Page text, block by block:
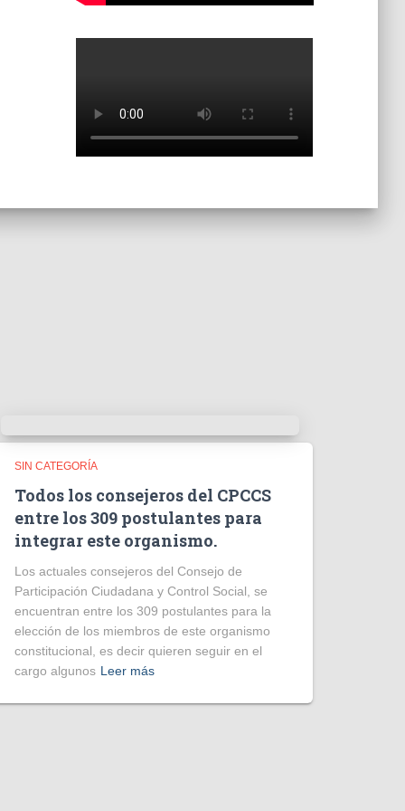
SIN CATEGORÍA
Todos los consejeros del CPCCS
entre los 309 postulantes para
integrar este organismo.
Los actuales consejeros del Consejo de
Participación Ciudadana y Control Social, se
encuentran entre los 309 postulantes para la
elección de los miembros de este organismo
constitucional, es decir quieren seguir en el
cargo algunos Leer más